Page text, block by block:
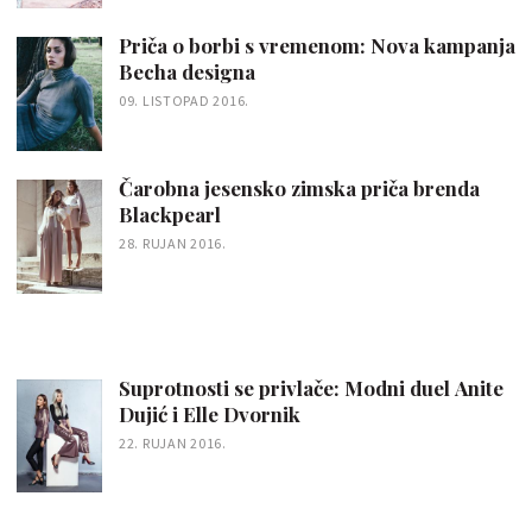
Priča o borbi s vremenom: Nova kampanja
Becha designa
09. LISTOPAD 2016.
Čarobna jesensko zimska priča brenda
Blackpearl
28. RUJAN 2016.
Suprotnosti se privlače: Modni duel Anite
Dujić i Elle Dvornik
22. RUJAN 2016.